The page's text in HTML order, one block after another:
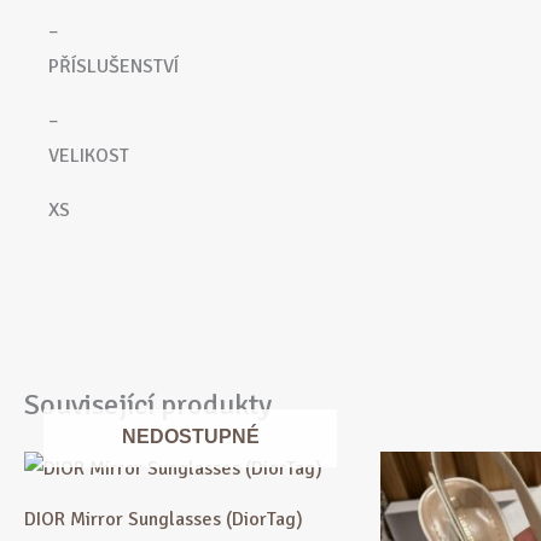
–
PŘÍSLUŠENSTVÍ
–
VELIKOST
XS
Související produkty
NEDOSTUPNÉ
DIOR Mirror Sunglasses (DiorTag)
4
cena
4